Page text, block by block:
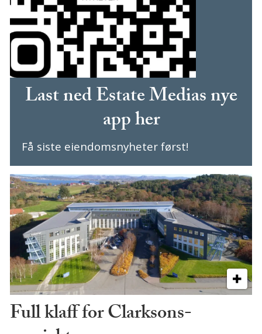
Last ned Estate Medias nye
app her
Få siste eiendomsnyheter først!
Full klaff for Clarksons-